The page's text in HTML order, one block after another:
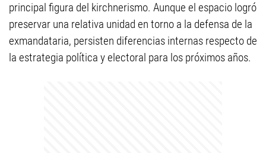
principal figura del kirchnerismo. Aunque el espacio logró
preservar una relativa unidad en torno a la defensa de la
exmandataria, persisten diferencias internas respecto de
la estrategia política y electoral para los próximos años.